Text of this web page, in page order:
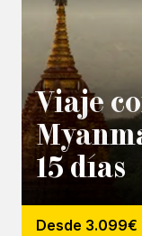
Viaje
15 días
Desde 3.099€